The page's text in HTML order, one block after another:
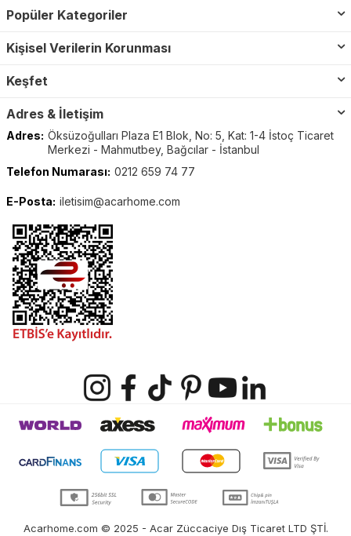
Popüler Kategoriler
Kişisel Verilerin Korunması
Keşfet
Adres & İletişim
Adres: Öksüzoğulları Plaza E1 Blok, No: 5, Kat: 1-4 İstoç Ticaret
Merkezi - Mahmutbey, Bağcılar - İstanbul
Telefon Numarası: 0212 659 74 77
E-Posta: iletisim@acarhome.com
Acarhome.com © 2025 - Acar Züccaciye Dış Ticaret LTD ŞTİ.